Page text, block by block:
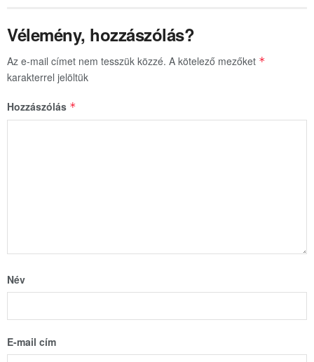
Vélemény, hozzászólás?
Az e-mail címet nem tesszük közzé. A kötelező mezőket *
karakterrel jelöltük
Hozzászólás *
Név
E-mail cím